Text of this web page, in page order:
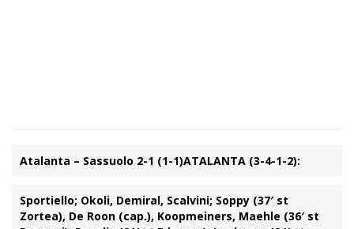
Atalanta – Sassuolo 2-1 (1-1)ATALANTA (3-4-1-2):
Sportiello; Okoli, Demiral, Scalvini; Soppy (37′ st
Zortea), De Roon (cap.), Koopmeiners, Maehle (36′ st